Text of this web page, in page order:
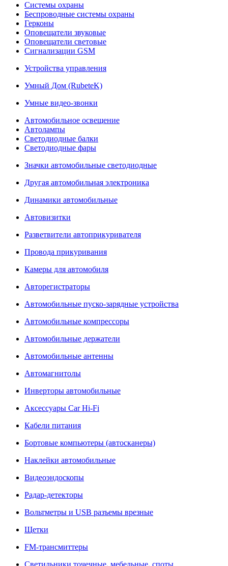
Системы охраны
Беспроводные системы охраны
Герконы
Оповещатели звуковые
Оповещатели световые
Сигнализации GSM
Устройства управления
Умный Дом (RubeteK)
Умные видео-звонки
Автомобильное освещение
Автолампы
Светодиодные балки
Светодиодные фары
Значки автомобильные светодиодные
Другая автомобильная электроника
Динамики автомобильные
Автовизитки
Разветвители автоприкуривателя
Провода прикуривания
Камеры для автомобиля
Авторегистраторы
Автомобильные пуско-зарядные устройства
Автомобильные компрессоры
Автомобильные держатели
Автомобильные антенны
Автомагнитолы
Инверторы автомобильные
Аксессуары Car Hi-Fi
Кабели питания
Бортовые компьютеры (автосканеры)
Наклейки автомобильные
Видеоэндоскопы
Радар-детекторы
Вольтметры и USB разъемы врезные
Щетки
FM-трансмиттеры
Светильники точечные, мебельные, споты